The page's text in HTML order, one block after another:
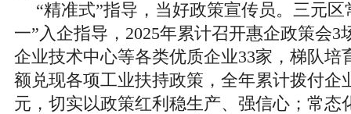
“精准式”指导，当好政策宣传员。三元区
一”入企指导，2025年累计召开惠企政策会3
企业技术中心等各类优质企业33家，梯队培
额兑现各项工业扶持政策，全年累计拨付企
元，切实以政策红利稳生产、强信心；常态